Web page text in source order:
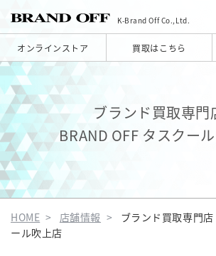
K-Brand Off Co.,Ltd.
オンラインストア 買取はこちら
ブランド買取専門
BRAND OFF タスクー
HOME 店舗情報
ブランド買取専門
ール吹上店